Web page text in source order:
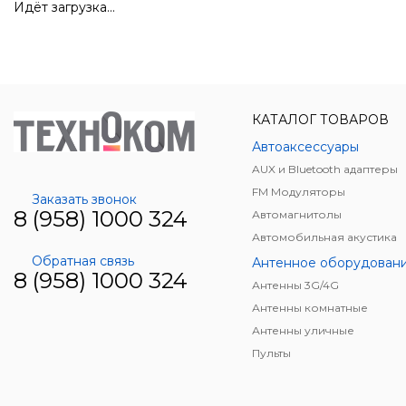
Идёт загрузка...
Заказать звонок
8 (958) 1000 324
Обратная связь
8 (958) 1000 324
КАТАЛОГ ТОВАРОВ
Автоаксессуары
AUX и Bluetooth адаптеры
FM Модуляторы
Автомагнитолы
Автомобильная акустика
Антенное
Антенны 3G/4G
Антенны комнатные
Антенны уличные
Пульты